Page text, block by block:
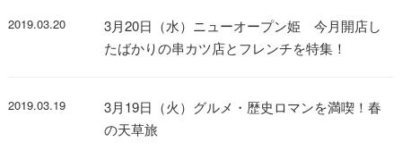
2019.03.20
3月20日（水）ニューオープン姫 今月開店し
たばかりの串カツ店とフレンチを特集！
2019.03.19
3月19日（火）グルメ・歴史ロマンを満喫！春
の天草旅